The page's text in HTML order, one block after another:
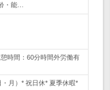
・能…
時間：60分時間外労働有
月）* 祝日休* 夏季休暇*